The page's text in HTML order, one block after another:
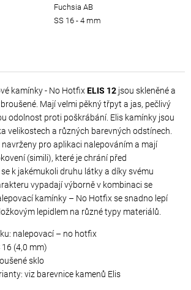
Fuchsia AB
SS 16 - 4 mm
kamínky - No HotfixELIS 12 jsou skleněné a
Mají velmi pěkný třpyt a jas, pečlivý
odolnost proti poškrábání. Elis kamínky jsou
velikostech a různých barevných odstínech.
pro aplikaci nalepováním a mají
(simili), které je chrání před
k jakémukoli druhu látky a díky svému
vypadají výborně v kombinaci se
kamínky – No Hotfix se snadno lepí
lepidlem na různé typy materiálů.
nalepovací – no hotfix
16 (4,0 mm)
sklo
viz barevnice kamenů Elis